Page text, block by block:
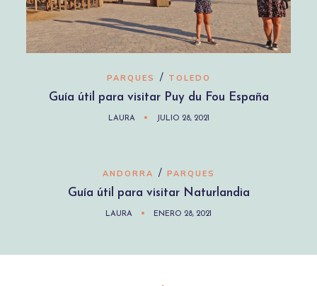
PARQUES / TOLEDO
Guía útil para visitar Puy du Fou España
LAURA JULIO 28, 2021
ANDORRA / PARQUES
Guía útil para visitar Naturlandia
LAURA ENERO 28, 2021